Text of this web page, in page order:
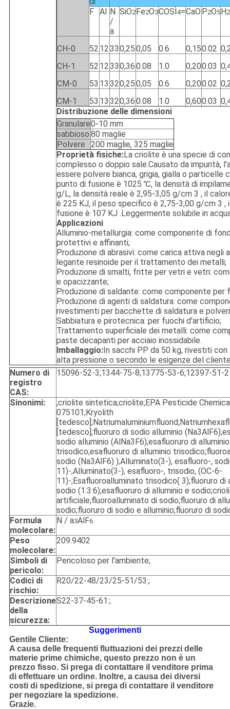
F Al N
/
a
SiO2Fe2O3COSÌ4=CaO P2O5H2
CH-0 52 12330,250,05 0.6 0,150.02
CH-1
52 12330,360.08 1.0 0,200.03
CM-0
53 13 320,250,05 0.6 0,200.02
CM-1
53 13 320,360.08 1.0 0,600.03
Distribuzione delle dimensioni
Granulare0-10 mm
sabbioso 80 maglie
Polvere
200 maglie, 325 maglie
Proprietà fisiche:La criolite è una specie di
complesso o doppio sale.Causato da impurità,
essere polvere bianca, grigia, gialla o particelle
punto di fusione è 1025 ℃, la densità di
g/L, la densità reale è 2,95-3,05 g/cm 3 , il
è 225 KJ, il peso specifico è 2,75-3,00 g/cm 3 ,
fusione è 107 KJ .Leggermente solubile in
Applicazioni
Alluminio-metallurgia: come componente di
protettivi e affinanti;
Produzione di abrasivi: come carica attiva negli
legante resinoide per il trattamento dei metalli;
Produzione di smalti, fritte per vetri e vetri:
e opacizzante;
Produzione di saldante: come componente per
Produzione di agenti di saldatura: come
rivestimenti per bacchette di saldatura e
Sabbiatura e pirotecnica: per fuochi d'artificio;
Trattamento superficiale dei metalli: come
paste decapanti per acciaio inossidabile.
Imballaggio:In sacchi PP da 50 kg, rivestiti
alta pressione o secondo le esigenze del
Numero di
registro
CAS:
15096-52-3;1344-75-8;13775-53-6;12397-51-2
Sinonimi:
;criolite sintetica;criolite;EPA Pesticide
075101;Kryolith
[tedesco];fluoruro di sodio alluminio
sodio alluminio (AlNa3F6);esafluoruro di alluminio
trisodico;esafluoruro di alluminio
sodio (Na3AlF6) );Alluminato(3-), esafluoro-,
11)-;Alluminato(3-), esafluoro-, trisodio, (OC-6-
11)-;Esafluoroalluminato trisodico( 3);fluoruro di
sodio (1:3:6);esafluoruro di alluminio e
artificiale;fluoroalluminato di sodio;fluoruro di
sodio;fluoruro di sodio e alluminio;fluoruro di
Formula
molecolare:
N / a3AlF6
Peso
molecolare:
209.9402
Simboli di
pericolo:
Pericoloso per l'ambiente;
Codici di
rischio:
R20/22-48/23/25-51/53:;
Descrizione
della
sicurezza:
S22-37-45-61:;
Suggerimenti
Gentile Cliente:
A causa delle frequenti fluttuazioni dei prezzi delle
materie prime chimiche, questo prezzo non è un
prezzo fisso. Si prega di contattare il venditore prima
di effettuare un ordine. Inoltre, a causa dei diversi
costi di spedizione, si prega di contattare il venditore
per negoziare la spedizione.
Grazie.